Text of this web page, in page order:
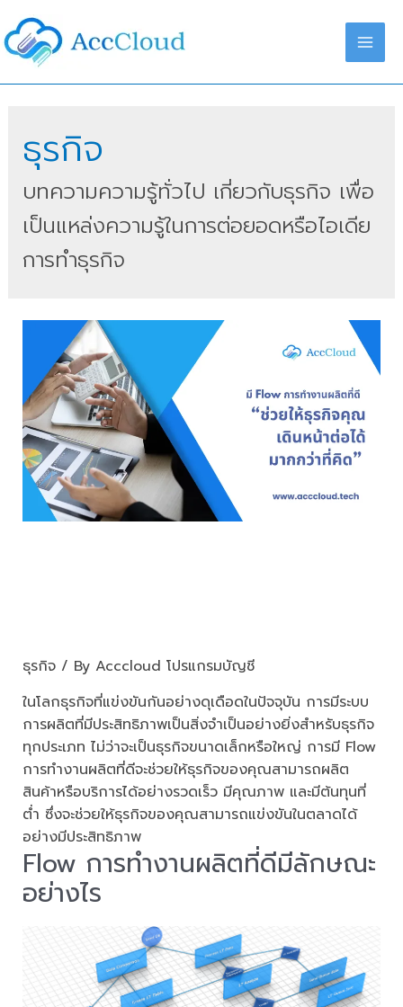
ธุรกิจ
บทความความรู้ทั่วไป เกี่ยวกับธุรกิจ เพื่อ
เป็นแหล่งความรู้ในการต่อยอดหรือไอเดีย
การทำธุรกิจ
ธุรกิจ/ By Acccloud โปรแกรมบัญชี
ในโลกธุรกิจที่แข่งขันกันอย่างดุเดือดในปัจจุบัน การมีระบบ
การผลิตที่มีประสิทธิภาพเป็นสิ่งจำเป็นอย่างยิ่งสำหรับธุรกิจ
ทุกประเภท ไม่ว่าจะเป็นธุรกิจขนาดเล็กหรือใหญ่ การมี Flow
การทำงานผลิตที่ดีจะช่วยให้ธุรกิจของคุณสามารถผลิต
สินค้าหรือบริการได้อย่างรวดเร็ว มีคุณภาพ และมีต้นทุนที่
ต่ำ ซึ่งจะช่วยให้ธุรกิจของคุณสามารถแข่งขันในตลาดได้
อย่างมีประสิทธิภาพ
Flow การทำงานผลิตที่ดีมีลักษณะ
อย่างไร
16
2024